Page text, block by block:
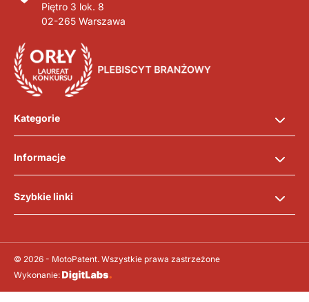
Piętro 3 lok. 8
02-265 Warszawa
Kategorie
Informacje
Szybkie linki
© 2026 - MotoPatent. Wszystkie prawa zastrzeżone
Wykonanie: